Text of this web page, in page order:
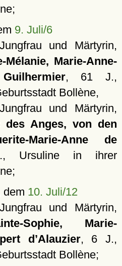
9. Juli/6
und Märtyrin,
Mélanie, Marie-Anne-
, 61 J.,
Bollène,
und Märtyrin,
des Anges, von den
Marie-Anne de
Ursuline in ihrer
dem 10. Juli/12
und Märtyrin,
Sophie, Marie-
d’Alauzier, 6 J.,
Bollène;